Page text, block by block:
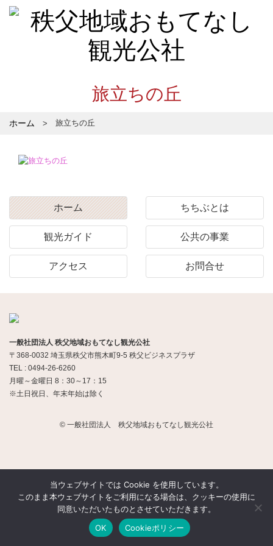
旅立ちの丘
ホーム 旅立ちの丘
ホーム ちちぶとは
観光ガイド 公共の事業
アクセス お問合せ
一般社団法人 秩父地域おもてなし観光公社
〒368-0032 埼玉県秩父市熊木町9-5 秩父ビジネスプラザ
TEL : 0494-26-6260
月曜～金曜日 8：30～17：15
※土日祝日、年末年始は除く
© 一般社団法人 秩父地域おもてなし観光公社
当ウェブサイトでは Cookie を使用しています。
このまま本ウェブサイトをご利用になる場合は、クッキーの使用に
同意いただいたものとさせていただきます。
OK
Cookieポリシー